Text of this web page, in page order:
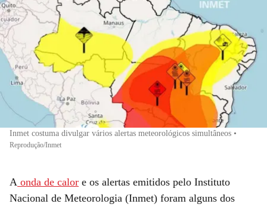
Inmet costuma divulgar vários alertas meteorológicos simultâneos •
Reprodução/Inmet
A onda de calor e os alertas emitidos pelo Instituto
Nacional de Meteorologia (Inmet) foram alguns dos